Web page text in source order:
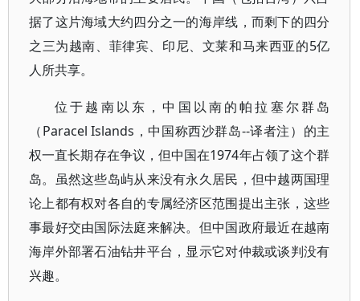
据了这片海域大约四分之一的海岸线，而剩下的四分
之三为越南、菲律宾、印尼、文莱和马来西亚的5亿
人所共享。
位于越南以东，中国以南的帕拉塞尔群岛
（Paracel Islands，中国称西沙群岛--译者注）的主
权一直长期存在争议，但中国在1974年占领了这个群
岛。虽然这些岛屿从来没有永久居民，但中越两国理
论上都有权对各自的专属经济区范围提出主张，这些
事最好交由国际法庭来解决。但中国政府最近在越南
海岸外部署石油钻井平台，显示它对仲裁或谈判没有
兴趣。